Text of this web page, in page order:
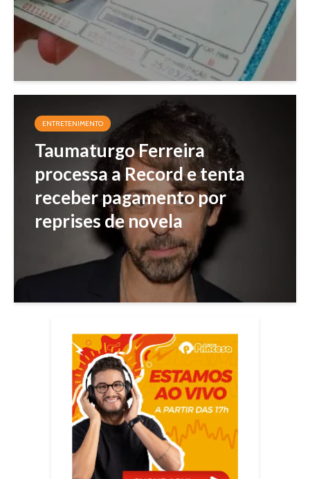
ENTRETENIMENTO
Taumaturgo Ferreira
processa a Record e tenta
receber pagamento por
reprises de novela